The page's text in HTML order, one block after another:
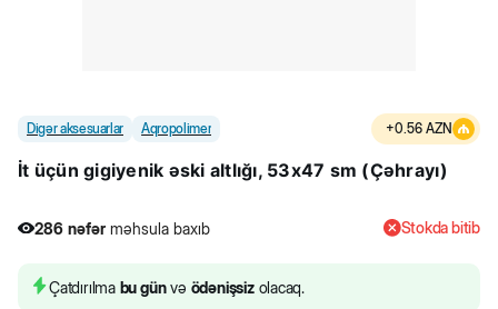
Digər aksesuarlar Aqropolimer +0.56 AZN
İt üçün gigiyenik əski altlığı, 53x47 sm (Çəhrayı)
286 nəfər məhsula baxıb Stokda bitib
Çatdırılma bu günvə ödənişsizolacaq.